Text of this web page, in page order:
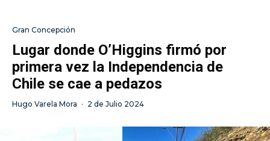
Gran Concepción
Lugar donde O’Higgins firmó por
primera vez la Independencia de
Chile se cae a pedazos
Hugo Varela Mora · 2 de Julio 2024